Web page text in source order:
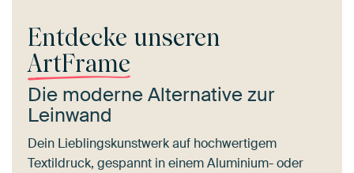
Entdecke unseren
ArtFrame
Die moderne Alternative zur
Leinwand
Dein Lieblingskunstwerk auf hochwertigem
Textildruck, gespannt in einem Aluminium- oder